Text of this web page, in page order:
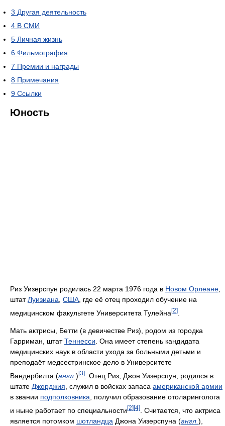
3 Другая деятельность
4 В СМИ
5 Личная жизнь
6 Фильмография
7 Премии и награды
8 Примечания
9 Ссылки
Юность
Риз Уизерспун родилась 22 марта 1976 года в Новом Орлеане
штатЛуизиана США , где её отец проходил обучение на
медицинском факультете Университета Тулейна[2]
Мать актрисы, Бетти (в девичестве Риз), родом из городка
Гарриман, штатТеннесси. Она имеет степень кандидата
медицинских наук в области ухода за больными детьми и
преподаёт медсестринское дело в Университете
Вандербилта (англ. ) [3]
. Отец Риз, Джон Уизерспун, родился в
штате Джорджия , служил в войсках запаса американской армии
в звании подполковника , получил образование отоларинголога
и ныне работает по специальности[2][4]
. Считается, что актриса
является потомком шотландца Джона Уизерспуна (англ. ),